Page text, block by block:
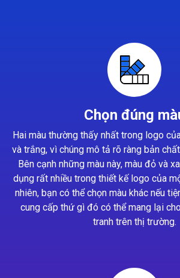
Chọn đúng
Hai màu thường thấy nhất trong logo
và trắng, vì chúng mô tả rõ ràng bản
Bên cạnh những màu này, màu đỏ và
dụng rất nhiều trong thiết kế logo của
nhiên, bạn có thể chọn màu khác nếu
cung cấp thứ gì đó có thể mang lại
tranh trên thị trường.